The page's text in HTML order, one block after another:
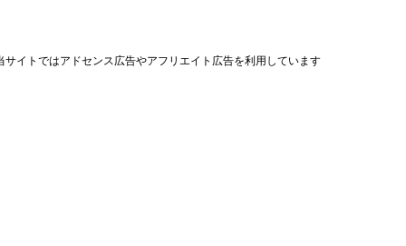
サイトではアドセンス広告やアフリエイト広告を利用しています